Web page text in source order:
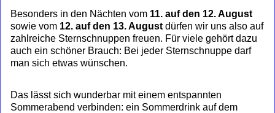
Besonders in den Nächten vom 11. auf den 12. August
sowie vom 12. auf den 13. August dürfen wir uns also auf
zahlreiche Sternschnuppen freuen. Für viele gehört dazu
auch ein schöner Brauch: Bei jeder Sternschnuppe darf
man sich etwas wünschen.
Das lässt sich wunderbar mit einem entspannten
Sommerabend verbinden: ein Sommerdrink auf dem